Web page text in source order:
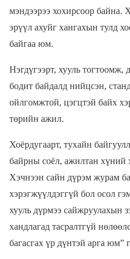
мэндээрээ хохирсоор
эрүүл ахуйг хангахын тулд
байгаа юм.
Нэгдүгээрт, хууль
бодит байдалд нийцсэн,
ойлгомжтой, цэгцтэй байх
төрийн ажил.
Хоёрдугаарт, тухайн
байрны соёл, ажилтан хүний
Хэчнээн сайн дүрэм журам
хэрэгжүүлдэггүй бол осол
хууль дүрмээ сайжруулахын
хандлагад тасралтгүй
багасгах үр дүнтэй арга юм”